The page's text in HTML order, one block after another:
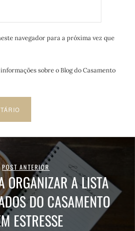
navegador para a próxima vez que
sobre o Blog do Casamento
POST ANTERIOR
ORGANIZAR A LISTA
DO CASAMENTO
ESTRESSE